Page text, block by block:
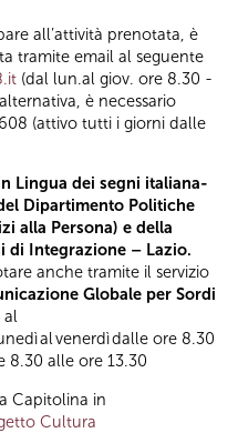
all’attività prenotata, è
tramite email al seguente
(dal lun.al giov. ore 8.30 -
è necessario
(attivo tutti i giorni dalle
Lingua dei segni italiana-
Dipartimento Politiche
alla Persona) e della
di Integrazione – Lazio.
anche tramite il servizio
Globale per Sordi
al
al venerdì dalle ore 8.30
8.30 alle ore 13.30
Capitolina in
Cultura